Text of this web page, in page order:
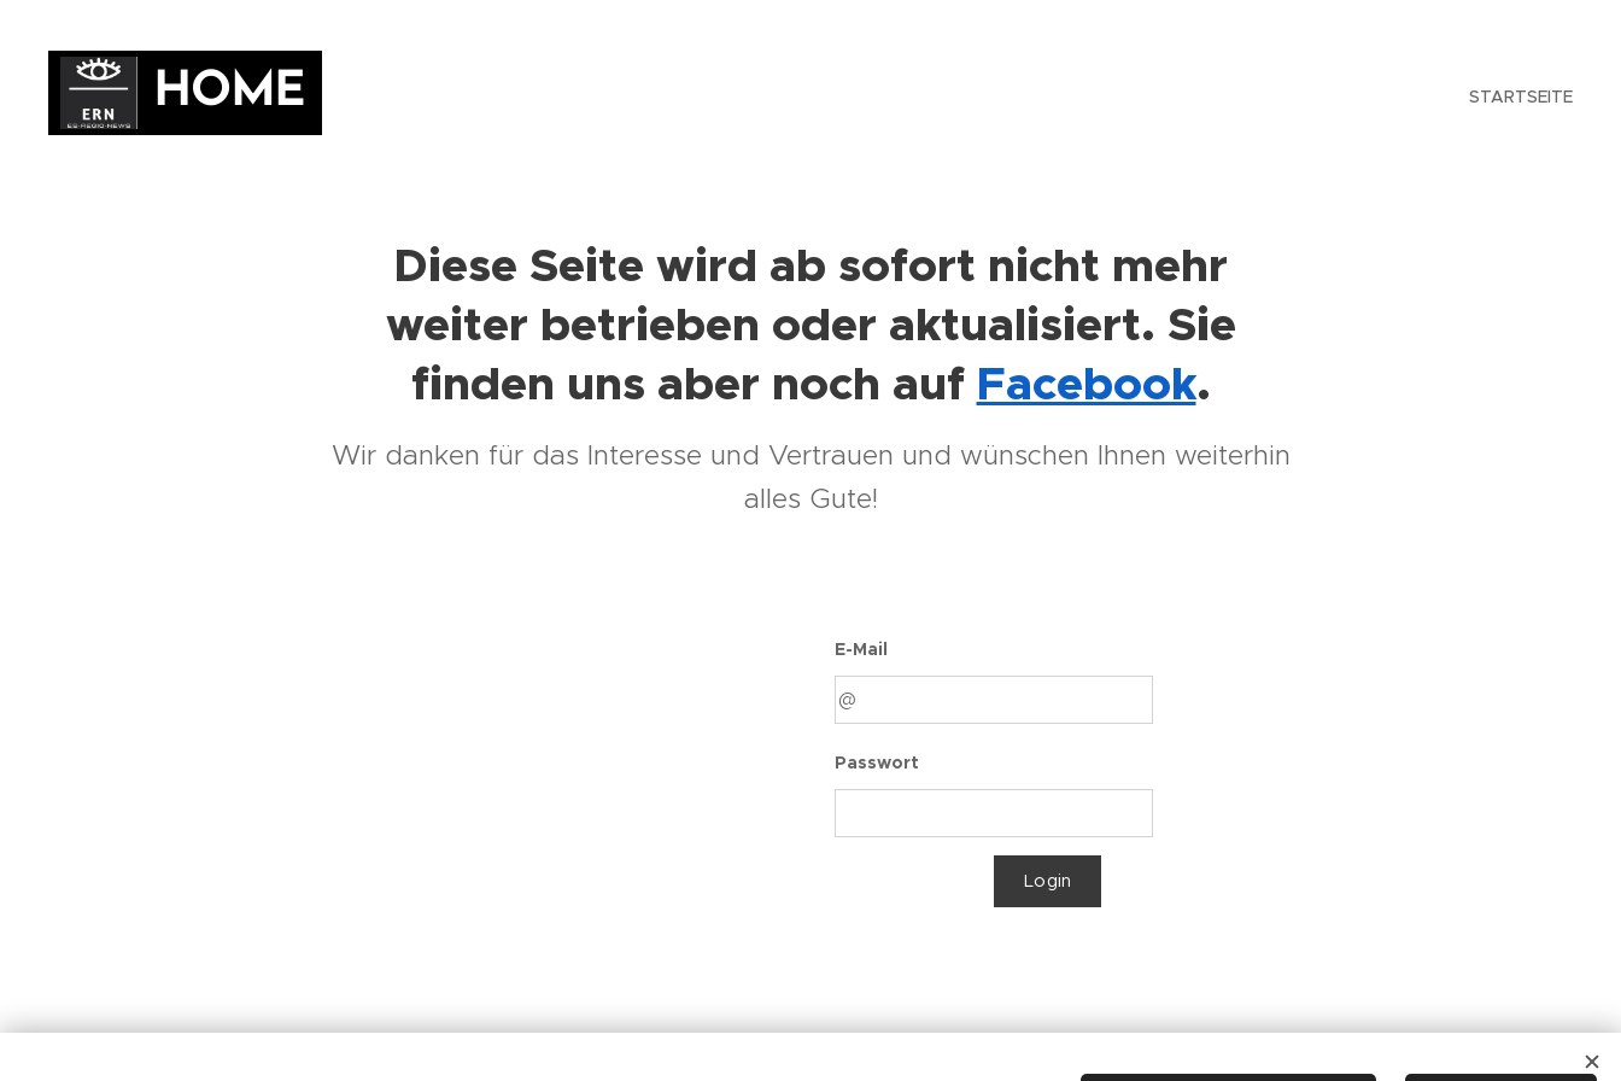
HOME STARTSEITE
Diese Seite wird ab sofort nicht mehr
weiter betrieben oder aktualisiert. Sie
finden uns aber noch auf Facebook.
Wir danken für das Interesse und Vertrauen und wünschen Ihnen weiterhin
alles Gute!
E-Mail
Passwort
Login